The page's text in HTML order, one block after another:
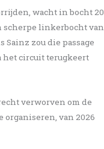
wacht in bocht 20
scherpe linkerbocht van
Sainz zou die passage
het circuit terugkeert
verworven om de
organiseren, van 2026